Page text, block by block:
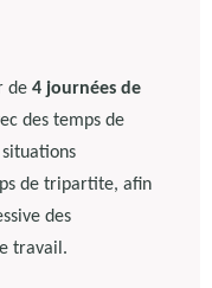
de 4 journées de
des temps de
de tripartite, afin
des
travail.